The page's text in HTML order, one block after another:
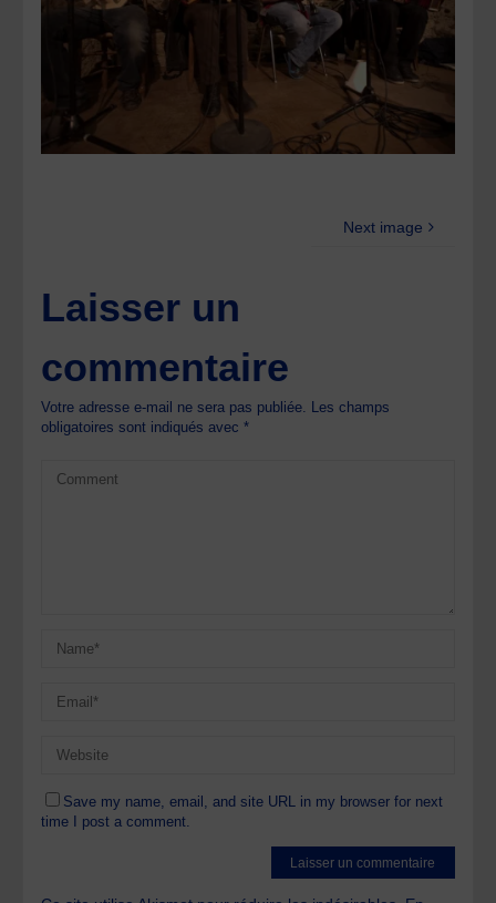
Next image
Laisser un
commentaire
Votre adresse e-mail ne sera pas publiée. Les champs
obligatoires sont indiqués avec*
Save my name, email, and site URL in my browser for next
time I post a comment.